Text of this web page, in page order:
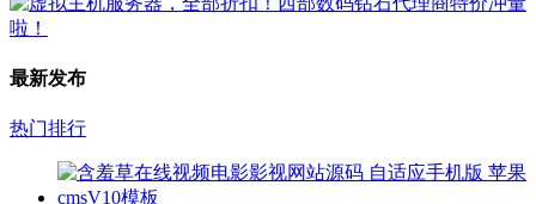
最新发布
热门排行